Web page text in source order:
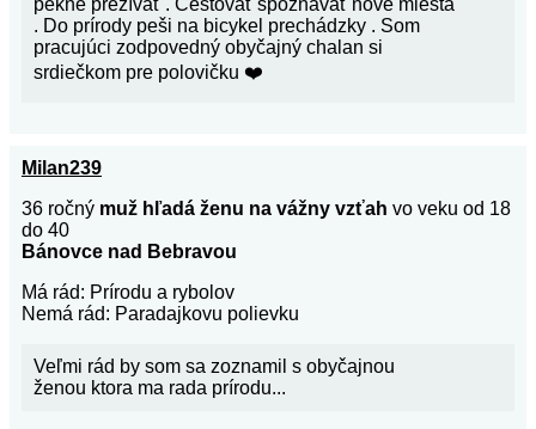
pekne prežívať . Cestovať spoznávať nové miesta
. Do prírody peši na bicykel prechádzky . Som
pracujúci zodpovedný obyčajný chalan si
srdiečkom pre polovičku ❤️
Milan239
36 ročný muž hľadá ženu na vážny vzťah vo veku od 18
do 40
Bánovce nad Bebravou
Má rád: Prírodu a rybolov
Nemá rád: Paradajkovu polievku
Veľmi rád by som sa zoznamil s obyčajnou
ženou ktora ma rada prírodu...